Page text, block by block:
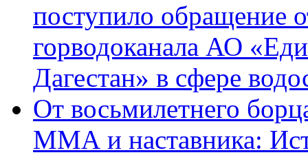
поступило обращение
горводоканала АО
Дагестан» в сфере
От восьмилетнего
ММА и наставника: